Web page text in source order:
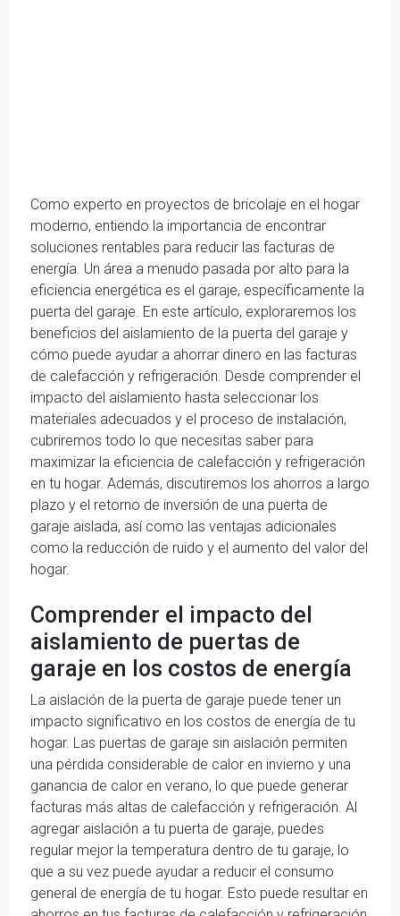
Como experto en proyectos de bricolaje en el hogar
moderno, entiendo la importancia de encontrar
soluciones rentables para reducir las facturas de
energía. Un área a menudo pasada por alto para la
eficiencia energética es el garaje, específicamente la
puerta del garaje. En este artículo, exploraremos los
beneficios del aislamiento de la puerta del garaje y
cómo puede ayudar a ahorrar dinero en las facturas
de calefacción y refrigeración. Desde comprender el
impacto del aislamiento hasta seleccionar los
materiales adecuados y el proceso de instalación,
cubriremos todo lo que necesitas saber para
maximizar la eficiencia de calefacción y refrigeración
en tu hogar. Además, discutiremos los ahorros a largo
plazo y el retorno de inversión de una puerta de
garaje aislada, así como las ventajas adicionales
como la reducción de ruido y el aumento del valor del
hogar.
Comprender el impacto del
aislamiento de puertas de
garaje en los costos de energía
La aislación de la puerta de garaje puede tener un
impacto significativo en los costos de energía de tu
hogar. Las puertas de garaje sin aislación permiten
una pérdida considerable de calor en invierno y una
ganancia de calor en verano, lo que puede generar
facturas más altas de calefacción y refrigeración. Al
agregar aislación a tu puerta de garaje, puedes
regular mejor la temperatura dentro de tu garaje, lo
que a su vez puede ayudar a reducir el consumo
general de energía de tu hogar. Esto puede resultar en